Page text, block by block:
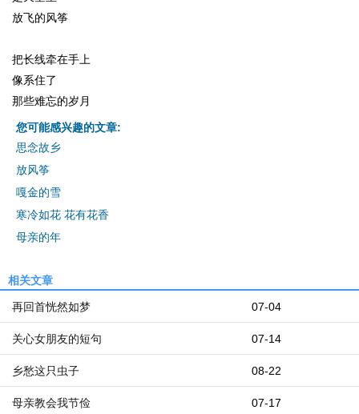
放飞的风筝
把长线牵在手上
像系住了
那些难忘的岁月
您可能感兴趣的文章:
思念故乡
放风筝
嘎金的雪
寒冷如花 花有花香
母亲的年
相关文章
07-04
再回首恍然如梦
07-14
关心女朋友的短句
08-22
乡愁这只虫子
07-17
母亲教会我节俭